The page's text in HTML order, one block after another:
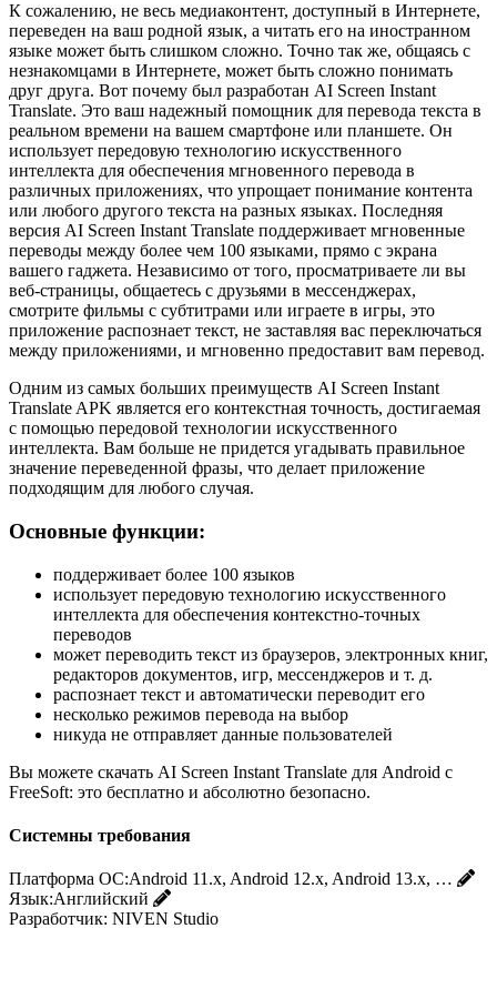
К сожалению, не весь медиаконтент, доступный в Интернете,
переведен на ваш родной язык, а читать его на иностранном
языке может быть слишком сложно. Точно так же, общаясь с
незнакомцами в Интернете, может быть сложно понимать
друг друга. Вот почему был разработан AI Screen Instant
Translate. Это ваш надежный помощник для перевода текста в
реальном времени на вашем смартфоне или планшете. Он
использует передовую технологию искусственного
интеллекта для обеспечения мгновенного перевода в
различных приложениях, что упрощает понимание контента
или любого другого текста на разных языках. Последняя
версия AI Screen Instant Translate поддерживает мгновенные
переводы между более чем 100 языками, прямо с экрана
вашего гаджета. Независимо от того, просматриваете ли вы
веб-страницы, общаетесь с друзьями в мессенджерах,
смотрите фильмы с субтитрами или играете в игры, это
приложение распознает текст, не заставляя вас переключаться
между приложениями, и мгновенно предоставит вам перевод.
Одним из самых больших преимуществ AI Screen Instant
Translate APK является его контекстная точность, достигаемая
с помощью передовой технологии искусственного
интеллекта. Вам больше не придется угадывать правильное
значение переведенной фразы, что делает приложение
подходящим для любого случая.
Основные функции:
поддерживает более 100 языков
использует передовую технологию искусственного
интеллекта для обеспечения контекстно-точных
переводов
может переводить текст из браузеров, электронных книг,
редакторов документов, игр, мессенджеров и т. д.
распознает текст и автоматически переводит его
несколько режимов перевода на выбор
никуда не отправляет данные пользователей
Вы можете скачать AI Screen Instant Translate для Android с
FreeSoft: это бесплатно и абсолютно безопасно.
Системны требования
Платформа ОС:Android 11.x, Android 12.x, Android 13.x, …
Язык:Английский
Разработчик: NIVEN Studio